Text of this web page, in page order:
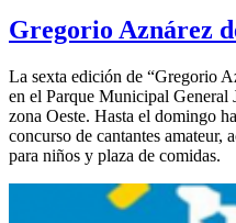
Gregorio Aznárez
La sexta edición de “Gregorio
en el Parque Municipal General
zona Oeste. Hasta el domingo
concurso de cantantes amateur,
para niños y plaza de comidas.